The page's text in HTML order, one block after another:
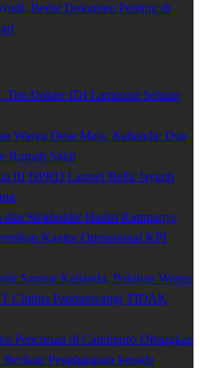
Berisi Dokumen Penting di
Tim Dokter IDI Lampung Selatan
Warga Desa Maja, Kalianda: Dua
Rumah Sakit
III DPRD Lamsel Bella Jayanti
Stekholder Hadiri Kampanye
Kantor Operasional KPI
Samsat Kalianda, Puluhan Warga
Pandanwangi TIDAK
Pencurian di Candipuro Ditangkap
Penghargaan kepada